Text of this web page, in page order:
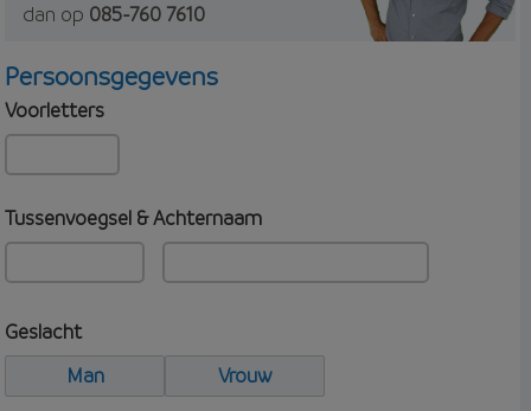
dan op 085-760 7610
Persoonsgegevens
Voorletters
Tussenvoegsel & Achternaam
Geslacht
Man
Vrouw